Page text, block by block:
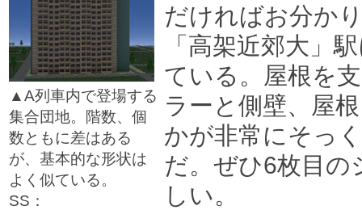
▲A列車内で登場する
集合団地。階数、個
数ともに差はある
が、基本的な形状は
よく似ている。
SS：
だければお分か
「高架近郊大」
ている。屋根を
ラーと側壁、屋
かが非常にそっ
だ。ぜひ6枚目の
しい。